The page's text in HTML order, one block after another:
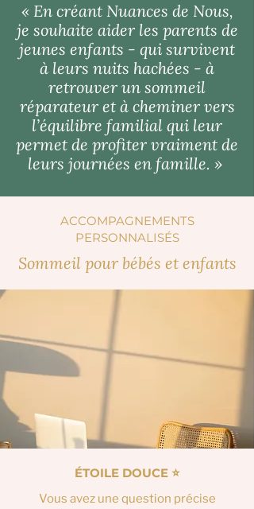
« En créant Nuances de Nous,
je souhaite aider les parents de
jeunes enfants - qui survivent
à leurs nuits hachées - à
retrouver un sommeil
réparateur et à cheminer vers
l’équilibre familial qui leur
permet de profiter vraiment de
leurs journées en famille. »
ACCOMPAGNEMENTS
PERSONNALISÉS
Sommeil pour bébés et enfants
ÉTOILE DOUCE ⭐️
Vous avez une question précise